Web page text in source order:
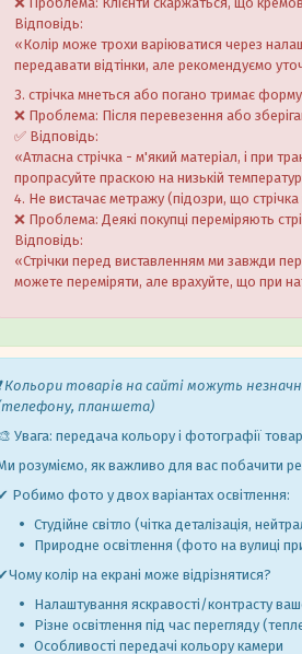
Відповідь:
«Колір може трохи варіюватися через
передавати відтінки, але рекомендуємо
3. стрічка мнеться або погано тримає форму
❌ Проблема: Після перевезення або
✅ Відповідь:
«Атласна стрічка - м'який матеріал, і при
пропрасуйте праскою на низькій
4. Не вистачає метражу (підозри, що
❌ Проблема: Деякі покупці переміряють
Відповідь:
«Стрічки перед виставленням ми завжди
можете переміряти, але врахуйте, що при
Кольори товарів на сайті можуть
планшета)
Увага: передача кольору і фотографії
розуміємо, як важливо для вас побачити
Робимо фото у двох варіантах освітлення:
Студійне світло (чітка деталізація,
Природне освітлення (фото на вулиці
колір на екрані може відрізнятися?
Налаштування яскравості/контрасту
Різне освітлення під час перегляду
Особливості передачі кольору камери